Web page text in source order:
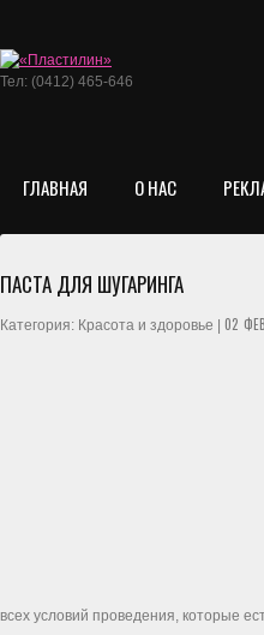
Тел: (0412) 465-646
ГЛАВНАЯ О НАС
ПАСТА ДЛЯ ШУГАРИНГА
Категория: Красота и здоровье | 02
всех условий проведения, которые